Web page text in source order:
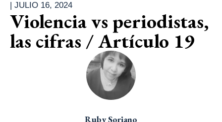
| JULIO 16, 2024
Violencia vs periodistas,
las cifras / Artículo 19
Ruby Soriano